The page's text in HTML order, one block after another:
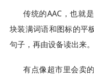
传统的AAC，也就
块装满词语和图标的平
句子，再由设备读出来。
有点像超市里会卖